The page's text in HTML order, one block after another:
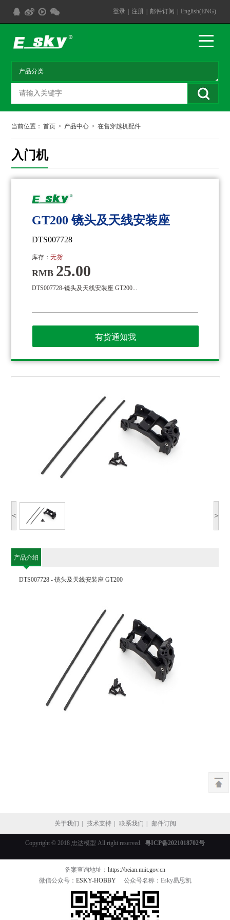
登录 注册 邮件订阅 English(ENG)
入门机
当前位置： 首页 > 产品中心 > 在售穿越机配件
< >
GT200 镜头及天线安装座
DTS007728
库存：无货
RMB 25.00
DTS007728-镜头及天线安装座 GT200...
有货通知我
产品介绍
DTS007728 - 镜头及天线安装座 GT200
关于我们 技术支持 联系我们 邮件订阅
Copyright © 2018 忠达模型 All right reserved. 粤ICP备2021018702号
备案查询地址： https://beian.miit.gov.cn
微信公众号： ESKY-HOBBY公众号名称：Esky易思凯